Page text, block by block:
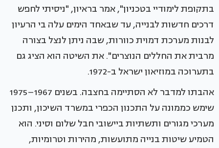
בתקופת לימודיי בטכניון", אמר בראיון, "ניסיתי לחפש
דרכים חדשות לבנייה, עד שבאחד הימים עלה בי הרעיון
לבנות מערכת דמוית כוורות, שבה ניתן לנצל בצורה
מרבית את החללים הנוצרים". את השיטה הוא הציג גם
בתערוכה במוזיאון ישראל ב-1972.
אהבתו למדבר לא הסתיימה בחצבה. בשנים 1967–1975
שימש כממונה על התכנון הכפרי במשרד השיכון, ותכנן
מערכי מגורים ותשתיות ביישובי חבל שלום וסיני. הוא
הטמיע שיטות בנייה מתועשות, מהירות וטרומיות,